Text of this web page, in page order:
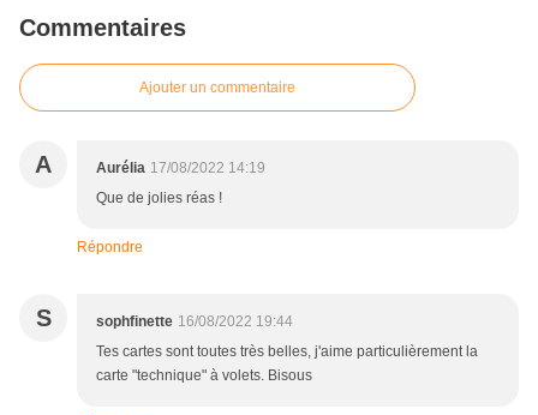
Commentaires
Ajouter un commentaire
A Aurélia 17/08/2022 14:19
Que de jolies réas !
Répondre
S sophfinette 16/08/2022 19:44
Tes cartes sont toutes très belles, j'aime particulièrement la
carte "technique" à volets. Bisous